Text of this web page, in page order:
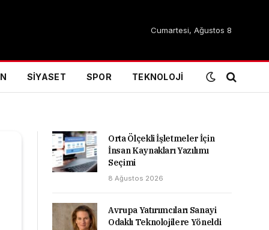
Cumartesi, Ağustos 8
SIYASET SPOR TEKNOLOJI
Orta Ölçekli İşletmeler İçin
İnsan Kaynakları Yazılımı
Seçimi
8 Ağustos 2026
Avrupa Yatırımcıları Sanayi
Odaklı Teknolojilere Yöneldi